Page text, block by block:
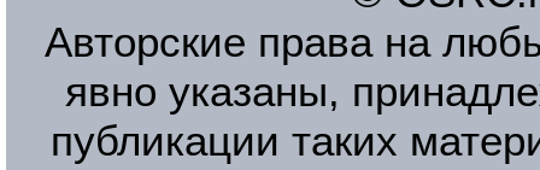
Авторские права на
явно указаны,
публикации таких